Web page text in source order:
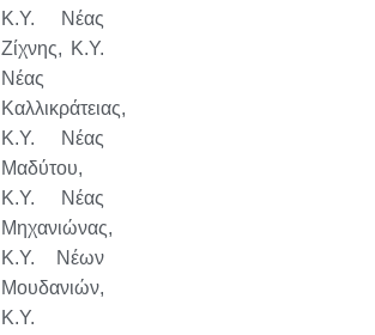
Κ.Υ. Νέας
Ζίχνης, Κ.Υ.
Νέας
Καλλικράτειας,
Κ.Υ. Νέας
Μαδύτου,
Κ.Υ. Νέας
Μηχανιώνας,
Κ.Υ. Νέων
Μουδανιών,
Κ.Υ.